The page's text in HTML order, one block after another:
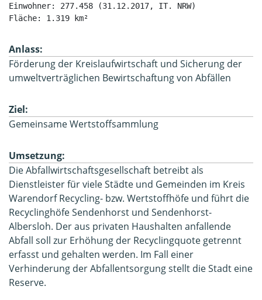
Einwohner: 277.458 (31.12.2017, IT. NRW)
Fläche: 1.319 km²
Anlass:
Förderung der Kreislaufwirtschaft und Sicherung der
umweltverträglichen Bewirtschaftung von Abfällen
Ziel:
Gemeinsame Wertstoffsammlung
Umsetzung:
Die Abfallwirtschaftsgesellschaft betreibt als
Dienstleister für viele Städte und Gemeinden im Kreis
Warendorf Recycling- bzw. Wertstoffhöfe und führt die
Recyclinghöfe Sendenhorst und Sendenhorst-
Albersloh. Der aus privaten Haushalten anfallende
Abfall soll zur Erhöhung der Recyclingquote getrennt
erfasst und gehalten werden. Im Fall einer
Verhinderung der Abfallentsorgung stellt die Stadt eine
Reserve.